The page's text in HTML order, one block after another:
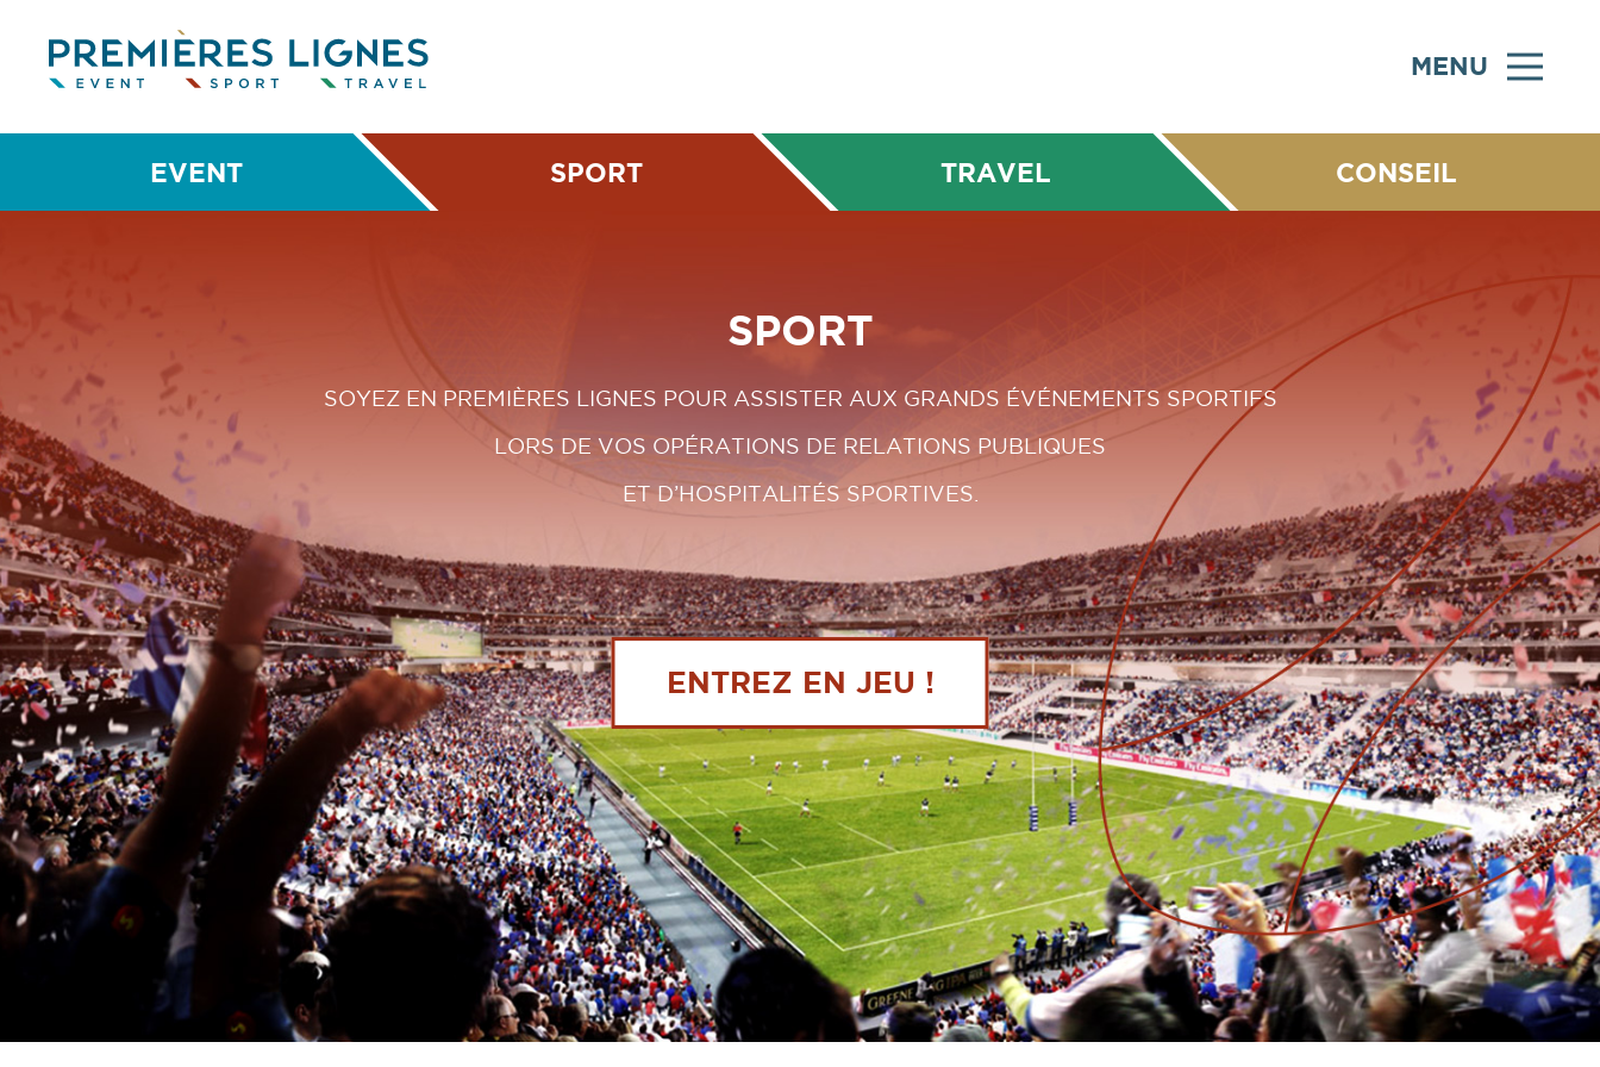
MENU
EVENT SPORT TRAVEL CONSEIL
SPORT
SOYEZ EN PREMIÈRES LIGNES POUR ASSISTER AUX GRANDS ÉVÉNEMENTS SPORTIFS
LORS DE VOS OPÉRATIONS DE RELATIONS PUBLIQUES
ET D’HOSPITALITÉS SPORTIVES.
ENTREZ EN JEU !